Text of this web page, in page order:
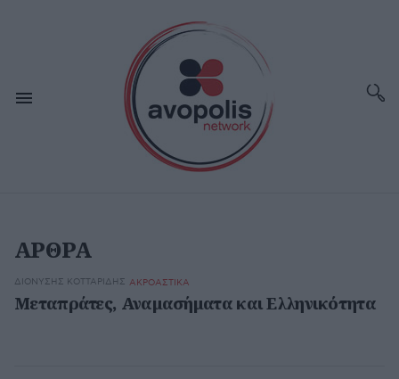
ΑΡΘΡΑ
ΔΙΟΝΎΣΗΣ ΚΟΤΤΑΡΊΔΗΣ ΑΚΡΟΑΣΤΙΚΑ
Μεταπράτες, Αναμασήματα και Ελληνικότητα